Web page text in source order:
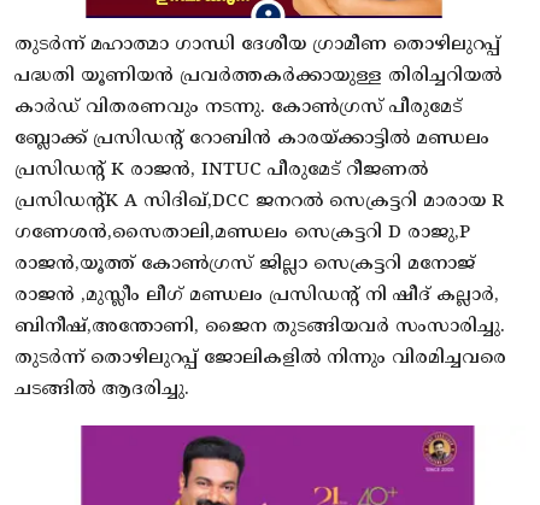
തുടർന്ന് മഹാത്മാ ഗാന്ധി ദേശീയ ഗ്രാമീണ തൊഴിലുറപ്പ്
പദ്ധതി യൂണിയൻ പ്രവർത്തകർക്കായുള്ള തിരിച്ചറിയൽ
കാർഡ് വിതരണവും നടന്നു. കോൺഗ്രസ് പീരുമേട്
ബ്ലോക്ക് പ്രസിഡന്റ് റോബിൻ കാരയ്ക്കാട്ടിൽ മണ്ഡലം
പ്രസിഡന്റ് K രാജൻ, INTUC പീരുമേട്‌ റീജണൽ
പ്രസിഡന്റ്K A സിദിഖ്,DCC ജനറൽ സെക്രട്ടറി മാരായ R
ഗണേശൻ,സൈതാലി,മണ്ഡലം സെക്രട്ടറി D രാജു,P
രാജൻ,യൂത്ത് കോൺഗ്രസ് ജില്ലാ സെക്രട്ടറി മനോജ്
രാജൻ ,മുസ്ലീം ലീഗ് മണ്ഡലം പ്രസിഡന്റ് നി ഷീദ് കല്ലാർ,
ബിനീഷ്,അന്തോണി, ജൈന തുടങ്ങിയവർ സംസാരിച്ചു.
തുടർന്ന് തൊഴിലുറപ്പ് ജോലികളിൽ നിന്നും വിരമിച്ചവരെ
ചടങ്ങിൽ ആദരിച്ചു.